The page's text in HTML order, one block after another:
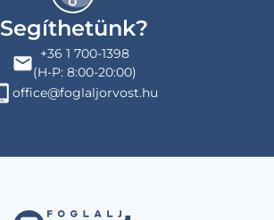
Segíthetünk?
+36 1 700-1398
(H-P: 8:00-20:00)
office@foglaljorvost.hu